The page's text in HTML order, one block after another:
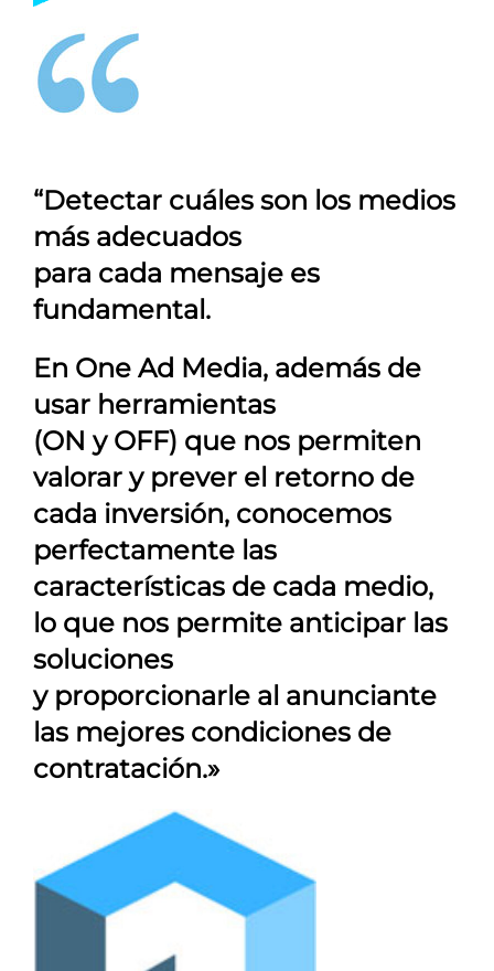
“Detectar cuáles son los medios
más adecuados
para cada mensaje es
fundamental.
En One Ad Media, además de
usar herramientas
(ON y OFF) que nos permiten
valorar y prever el retorno de
cada inversión, conocemos
perfectamente las
características de cada medio,
lo que nos permite anticipar las
soluciones
y proporcionarle al anunciante
las mejores condiciones de
contratación.»